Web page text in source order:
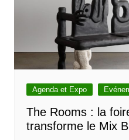
Agenda et Expo
The Rooms : la
transforme le Mix